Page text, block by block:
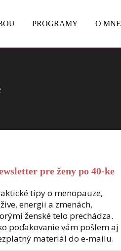
PROGRAMY O MNE
pre ženy po 40-ke
tipy o menopauze,
energii a zmenách,
ženské telo prechádza.
poďakovanie vám pošlem aj
materiál do e-mailu.